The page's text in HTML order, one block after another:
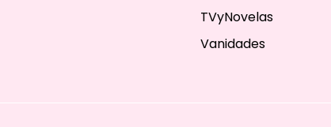
TVyNovelas
Vanidades